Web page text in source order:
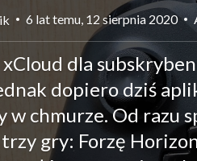
6 lat temu, 12 sierpnia 2020
dla
dopiero dziś
w chmurze. Od razu
gry: Forzę